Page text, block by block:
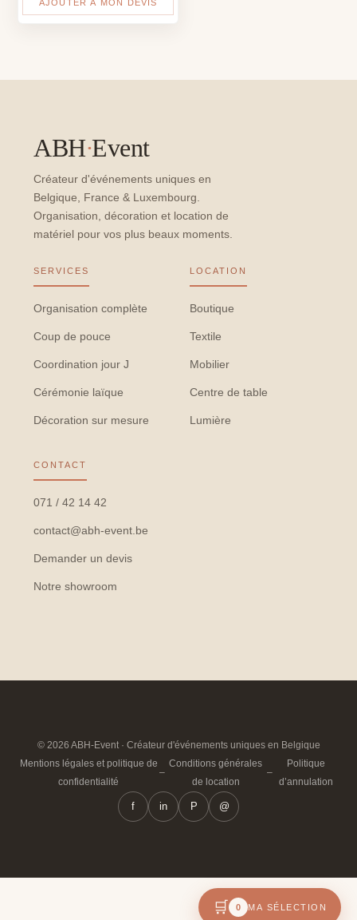
AJOUTER À MON DEVIS
ABH·Event
Créateur d'événements uniques en
Belgique, France & Luxembourg.
Organisation, décoration et location de
matériel pour vos plus beaux moments.
SERVICES
Organisation complète
Coup de pouce
Coordination jour J
Cérémonie laïque
Décoration sur mesure
LOCATION
Boutique
Textile
Mobilier
Centre de table
Lumière
CONTACT
071 / 42 14 42
contact@abh-event.be
Demander un devis
Notre showroom
© 2026 ABH-Event · Créateur d'événements uniques en Belgique
Mentions légales et politique de
confidentialité
–
Conditions générales
de location
–
Politique
d’annulation
f in P @
🛒 0 MA SÉLECTION